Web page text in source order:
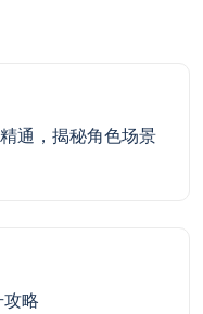
通，揭秘角色场景
略